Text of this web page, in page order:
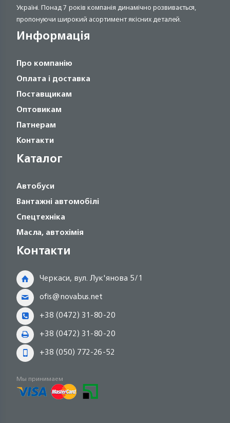
Україні. Понад 7 років компанія динамічно розвивається,
пропонуючи широкий асортимент якісних деталей.
Информація
Про компанію
Оплата і доставка
Поставщикам
Оптовикам
Патнерам
Контакти
Каталог
Автобуси
Вантажні автомобілі
Спецтехніка
Масла, автохімія
Контакти
Черкаси, вул. Лук'янова 5/1
ofis@novabus.net
+38 (0472) 31-80-20
+38 (0472) 31-80-20
+38 (050) 772-26-52
Мы принимаем